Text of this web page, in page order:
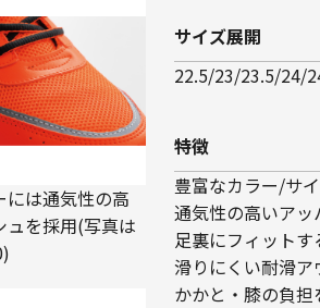
サイズ展開
22.5/23/23.5/24/
特徴
豊富なカラー/サ
通気性の高いアッ
足裏にフィット
滑りにくい耐滑ア
かかと・膝の負
には通気性の高
ュを採用(写真は